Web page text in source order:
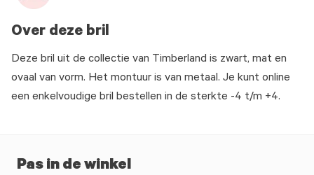
Over deze bril
Deze bril uit de collectie van Timberland is zwart, mat en
ovaal van vorm. Het montuur is van metaal. Je kunt online
een enkelvoudige bril bestellen in de sterkte -4 t/m +4.
Pas in de winkel